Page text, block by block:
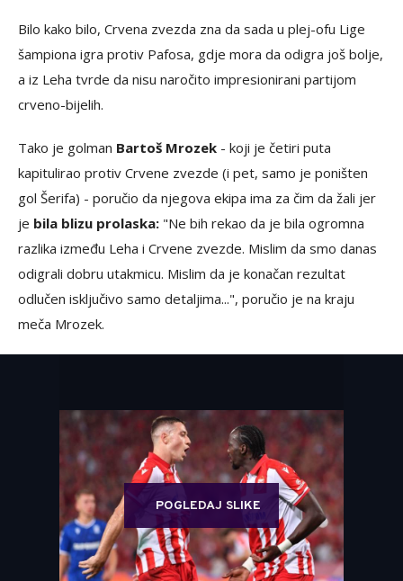
Bilo kako bilo, Crvena zvezda zna da sada u plej-ofu Lige
šampiona igra protiv Pafosa, gdje mora da odigra još bolje,
a iz Leha tvrde da nisu naročito impresionirani partijom
crveno-bijelih.
Tako je golman Bartoš Mrozek - koji je četiri puta
kapitulirao protiv Crvene zvezde (i pet, samo je poništen
gol Šerifa) - poručio da njegova ekipa ima za čim da žali jer
je bila blizu prolaska: "Ne bih rekao da je bila ogromna
razlika između Leha i Crvene zvezde. Mislim da smo danas
odigrali dobru utakmicu. Mislim da je konačan rezultat
odlučen isključivo samo detaljima...", poručio je na kraju
meča Mrozek.
POGLEDAJ SLIKE